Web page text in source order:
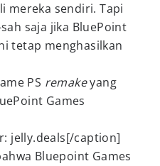
mereka sendiri. Tapi
saja jika BluePoint
tetap menghasilkan
PS remakeyang
Games
jelly.deals[/caption]
Bluepoint Games